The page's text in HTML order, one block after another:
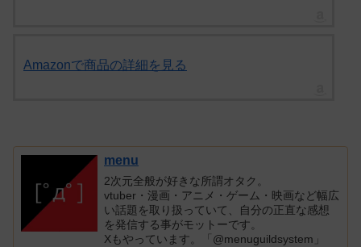
Amazonで商品の詳細を見る
menu
2次元全般が好きな所謂オタク。
vtuber・漫画・アニメ・ゲーム・映画など幅広
い話題を取り扱っていて、自分の正直な感想
を発信する事がモットーです。
Xもやっています。「@menuguildsystem」